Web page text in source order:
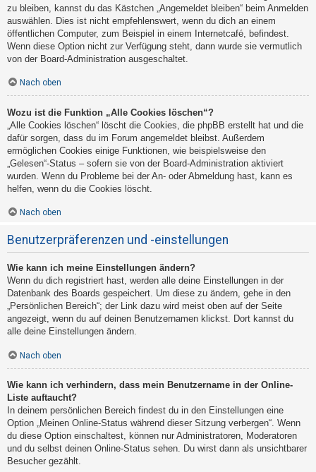
zu bleiben, kannst du das Kästchen „Angemeldet bleiben“ beim Anmelden
auswählen. Dies ist nicht empfehlenswert, wenn du dich an einem
öffentlichen Computer, zum Beispiel in einem Internetcafé, befindest.
Wenn diese Option nicht zur Verfügung steht, dann wurde sie vermutlich
von der Board-Administration ausgeschaltet.
Nach oben
Wozu ist die Funktion „Alle Cookies löschen“?
„Alle Cookies löschen“ löscht die Cookies, die phpBB erstellt hat und die
dafür sorgen, dass du im Forum angemeldet bleibst. Außerdem
ermöglichen Cookies einige Funktionen, wie beispielsweise den
„Gelesen“-Status – sofern sie von der Board-Administration aktiviert
wurden. Wenn du Probleme bei der An- oder Abmeldung hast, kann es
helfen, wenn du die Cookies löscht.
Nach oben
Benutzerpräferenzen und -einstellungen
Wie kann ich meine Einstellungen ändern?
Wenn du dich registriert hast, werden alle deine Einstellungen in der
Datenbank des Boards gespeichert. Um diese zu ändern, gehe in den
„Persönlichen Bereich“; der Link dazu wird meist oben auf der Seite
angezeigt, wenn du auf deinen Benutzernamen klickst. Dort kannst du
alle deine Einstellungen ändern.
Nach oben
Wie kann ich verhindern, dass mein Benutzername in der Online-
Liste auftaucht?
In deinem persönlichen Bereich findest du in den Einstellungen eine
Option „Meinen Online-Status während dieser Sitzung verbergen“. Wenn
du diese Option einschaltest, können nur Administratoren, Moderatoren
und du selbst deinen Online-Status sehen. Du wirst dann als unsichtbarer
Besucher gezählt.